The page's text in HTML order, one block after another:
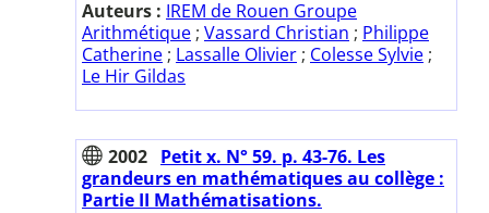
Auteurs : IREM de Rouen Groupe
Arithmétique ; Vassard Christian ; Philippe
Catherine ; Lassalle Olivier ; Colesse Sylvie ;
Le Hir Gildas
2002 Petit x. N° 59. p. 43-76. Les
grandeurs en mathématiques au collège :
Partie II Mathématisations.